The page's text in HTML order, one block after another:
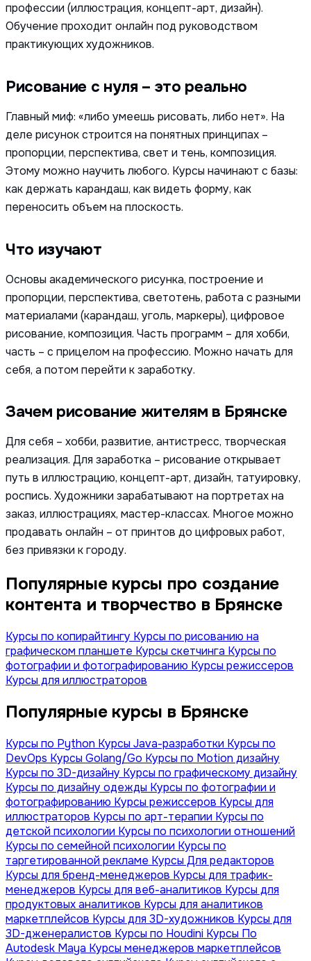
профессии (иллюстрация, концепт-арт, дизайн).
Обучение проходит онлайн под руководством
практикующих художников.
Рисование с нуля – это реально
Главный миф: «либо умеешь рисовать, либо нет». На
деле рисунок строится на понятных принципах –
пропорции, перспектива, свет и тень, композиция.
Этому можно научить любого. Курсы начинают с базы:
как держать карандаш, как видеть форму, как
переносить объем на плоскость.
Что изучают
Основы академического рисунка, построение и
пропорции, перспектива, светотень, работа с разными
материалами (карандаш, уголь, маркеры), цифровое
рисование, композиция. Часть программ – для хобби,
часть – с прицелом на профессию. Можно начать для
себя, а потом перейти к заработку.
Зачем рисование жителям в Брянске
Для себя – хобби, развитие, антистресс, творческая
реализация. Для заработка – рисование открывает
путь в иллюстрацию, концепт-арт, дизайн, татуировку,
роспись. Художники зарабатывают на портретах на
заказ, иллюстрациях, мастер-классах. Многое можно
продавать онлайн – от принтов до цифровых работ,
без привязки к городу.
Популярные курсы про создание
контента и творчество в Брянске
Курсы по копирайтингу Курсы по рисованию на
графическом планшете Курсы скетчинга Курсы по
фотографии и фотографированию Курсы режиссеров
Курсы для иллюстраторов
Популярные курсы в Брянске
Курсы по Python Курсы Java-разработки Курсы по
DevOps Курсы Golang/Go Курсы по Motion дизайну
Курсы по 3D-дизайну Курсы по графическому дизайну
Курсы по дизайну одежды Курсы по фотографии и
фотографированию Курсы режиссеров Курсы для
иллюстраторов Курсы по арт-терапии Курсы по
детской психологии Курсы по психологии отношений
Курсы по семейной психологии Курсы по
таргетированной рекламе Курсы Для редакторов
Курсы для бренд-менеджеров Курсы для трафик-
менеджеров Курсы для веб-аналитиков Курсы для
продуктовых аналитиков Курсы для аналитиков
маркетплейсов Курсы для 3D-художников Курсы для
3D-дженералистов Курсы по Houdini Курсы По
Autodesk Maya Курсы менеджеров маркетплейсов